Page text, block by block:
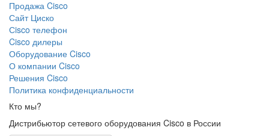
Продажа Cisco
Сайт Циско
Сisco телефон
Cisco дилеры
Оборудование Cisco
О компании Cisco
Решения Cisco
Политика конфиденциальности
Кто мы?
Дистрибьютор сетевого оборудования Cisco в России